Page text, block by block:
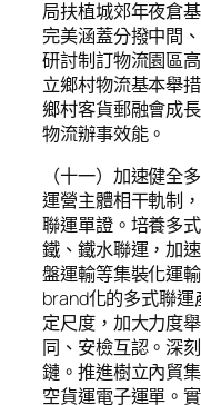
局扶植城郊年夜倉
完美涵蓋分撥中間
研討制訂物流園區
立鄉村物流基本舉
鄉村客貨郵融會成
物流辦事效能。
（十一）加速健全
運營主體相干軌制
聯運單證。培養多
鐵、鐵水聯運，加
盤運輸等集裝化運
brand化的多式聯
定尺度，加大力度
同、安檢互認。深
鏈。推進樹立內貿
空貨運電子運單。